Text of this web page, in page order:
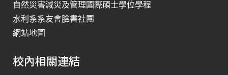
自然災害減災及管理國際碩士學位學程
水利系系友會臉書社團
網站地圖
校內相關連結